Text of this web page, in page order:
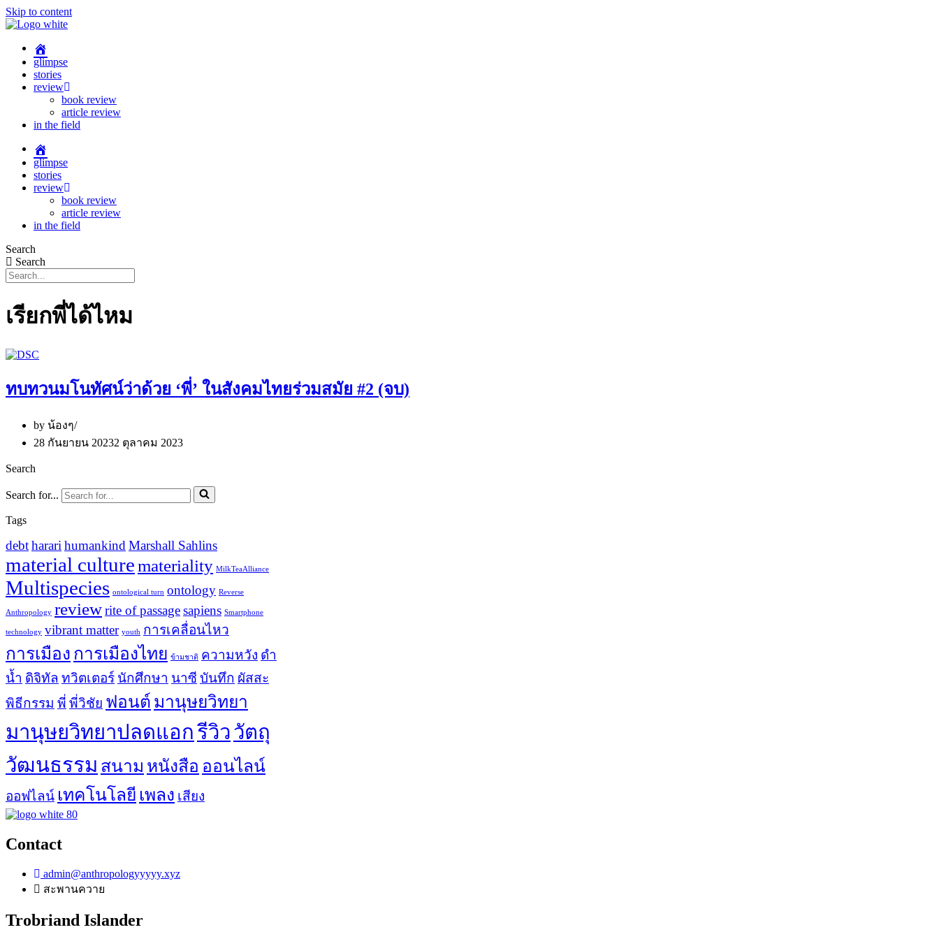
Skip to content
glimpse
stories
review
book review
article review
in the field
glimpse
stories
review
book review
article review
in the field
Search
Search
เรียกพี่ได้ไหม
ทบทวนมโนทัศน์ว่าด้วย ‘พี่’ ในสังคมไทยร่วมสมัย #2 (จบ)
by น้องๆ
28 กันยายน 20232 ตุลาคม 2023
Search
Search for...
Tags
debtharari humankind Marshall Sahlins
material culturemateriality MilkTeaAlliance
Multispecies ontological turn ontology Reverse
Anthropology reviewrite of passagesapiens Smartphone
technology vibrant matter youth การเคลื่อนไหว
การเมือง การเมืองไทย ข้ามชาติ ความหวัง ดำ
น้ำ ดิจิทัล ทวิตเตอร์ นักศึกษา นาซี บันทึก ผัสสะ
พิธีกรรม พี่ พี่วิชัย ฟอนต์ มานุษยวิทยา
มานุษยวิทยาปลดแอกรีวิววัตถุ
วัฒนธรรม สนาม หนังสือ ออนไลน์
ออฟไลน์ เทคโนโลยี เพลง เสียง
Contact
admin@anthropologyyyyy.xyz
สะพานควาย
Trobriand Islander